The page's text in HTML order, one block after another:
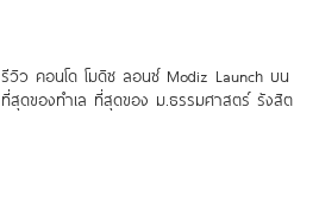
รีวิว คอนโด โมดิซ ลอนซ์ Modiz Launch บน
ที่สุดของทำเล ที่สุดของ ม.ธรรมศาสตร์ รังสิต